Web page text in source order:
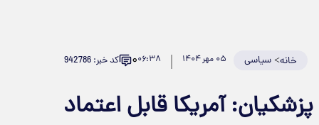
خانه>سیاسی ۰۵ مهر ۱۴۰۴ ۰۶:۳۸۰ کد خبر: 942786
آمریکا قابل اعتماد